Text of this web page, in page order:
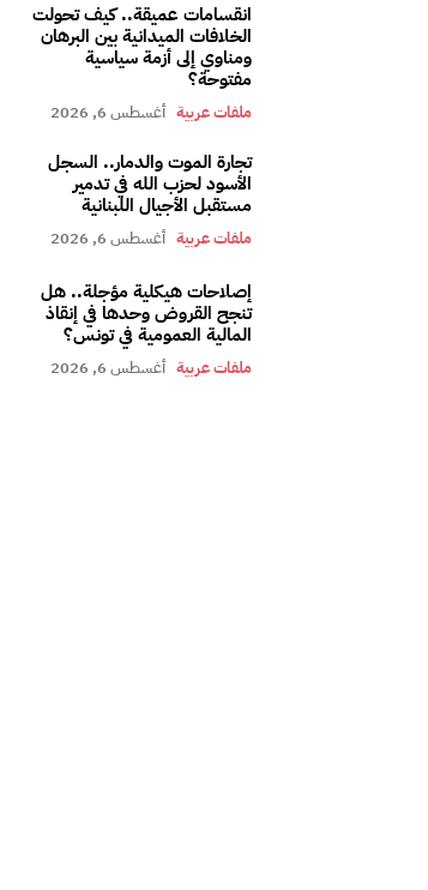
انقسامات عميقة.. كيف تحولت
الخلافات الميدانية بين البرهان
ومناوي إلى أزمة سياسية
مفتوحة؟
ملفات عربية أغسطس 6, 2026
تجارة الموت والدمار.. السجل
الأسود لحزب الله في تدمير
مستقبل الأجيال اللبنانية
ملفات عربية أغسطس 6, 2026
إصلاحات هيكلية مؤجلة.. هل
تنجح القروض وحدها في إنقاذ
المالية العمومية في تونس؟
ملفات عربية أغسطس 6, 2026